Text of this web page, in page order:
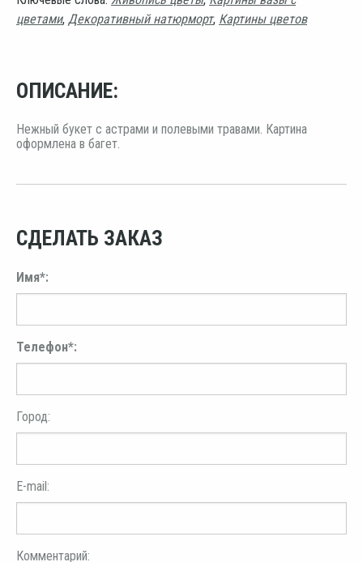
цветами, Декоративный натюрморт, Картины цветов
ОПИСАНИЕ:
Нежный букет с астрами и полевыми травами. Картина
оформлена в багет.
СДЕЛАТЬ ЗАКАЗ
Имя*:
Телефон*:
Город:
E-mail:
Комментарий: